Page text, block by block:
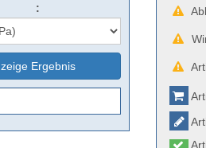
:
zeige Ergebnis